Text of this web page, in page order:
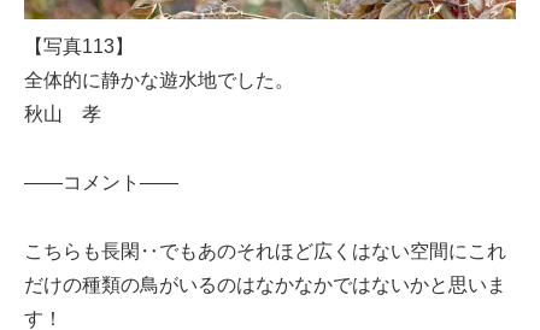
【写真113】
全体的に静かな遊水地でした。
秋山 孝
——コメント——
こちらも長閑‥でもあのそれほど広くはない空間にこれ
だけの種類の鳥がいるのはなかなかではないかと思いま
す！